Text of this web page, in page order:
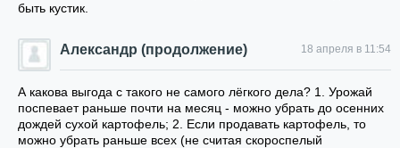
быть кустик.
Александр (продолжение) 18 апреля в 11:54
А какова выгода с такого не самого лёгкого дела? 1. Урожай
поспевает раньше почти на месяц - можно убрать до осенних
дождей сухой картофель; 2. Если продавать картофель, то
можно убрать раньше всех (не считая скороспелый